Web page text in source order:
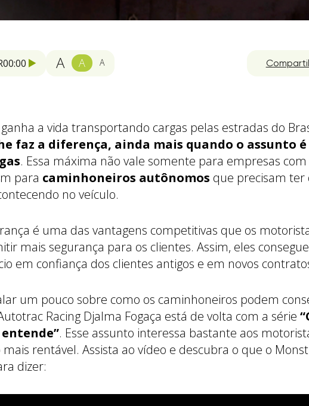
00:00 A A A
a vida transportando cargas pelas estradas do
faz a diferença, ainda mais quando o assunto
. Essa máxima não vale somente para empresas
para caminhoneiros autônomos que precisam
no veículo.
é uma das vantagens competitivas que os
mais segurança para os clientes. Assim, eles
em confiança dos clientes antigos e em novos
um pouco sobre como os caminhoneiros podem
Racing Djalma Fogaça está de volta com a série
. Esse assunto interessa bastante aos
mais rentável. Assista ao vídeo e descubra o que o
dizer: